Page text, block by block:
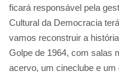
ficará responsável pela
Cultural da Democracia
vamos reconstruir a
Golpe de 1964, com salas
acervo, um cineclube e um